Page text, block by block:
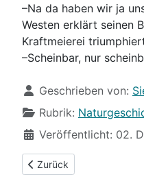
–Na da haben wir ja
Westen erklärt seinen
Kraftmeierei
–Scheinbar, nur
Details
Geschrieben von:
Rubrik:
Veröffentlicht: 02.
Vorheriger Beitrag: (87)
Zurück